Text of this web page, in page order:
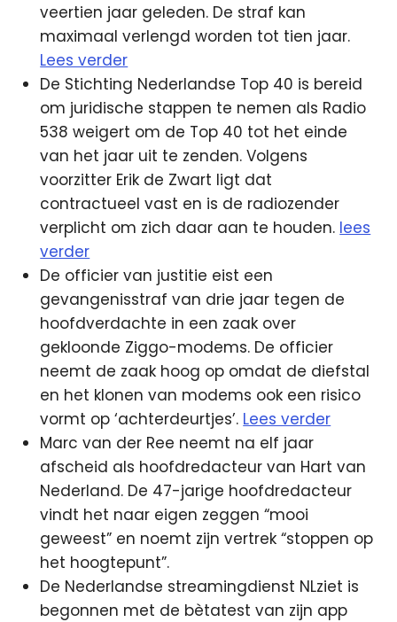
veertien jaar geleden. De straf kan
maximaal verlengd worden tot tien jaar.
Lees verder
De Stichting Nederlandse Top 40 is bereid
om juridische stappen te nemen als Radio
538 weigert om de Top 40 tot het einde
van het jaar uit te zenden. Volgens
voorzitter Erik de Zwart ligt dat
contractueel vast en is de radiozender
verplicht om zich daar aan te houden. lees
verder
De officier van justitie eist een
gevangenisstraf van drie jaar tegen de
hoofdverdachte in een zaak over
gekloonde Ziggo-modems. De officier
neemt de zaak hoog op omdat de diefstal
en het klonen van modems ook een risico
vormt op ‘achterdeurtjes’. Lees verder
Marc van der Ree neemt na elf jaar
afscheid als hoofdredacteur van Hart van
Nederland. De 47-jarige hoofdredacteur
vindt het naar eigen zeggen “mooi
geweest” en noemt zijn vertrek “stoppen op
het hoogtepunt”.
De Nederlandse streamingdienst NLziet is
begonnen met de bètatest van zijn app